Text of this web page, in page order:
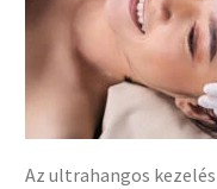
Az ultrahangos